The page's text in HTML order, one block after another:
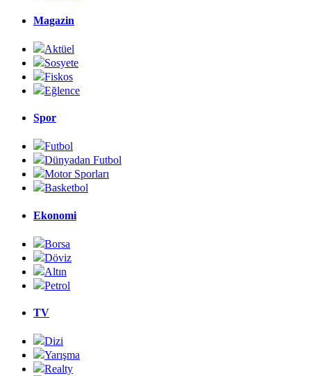
Magazin
Aktüel
Sosyete
Fiskos
Eğlence
Spor
Futbol
Dünyadan Futbol
Motor Sporları
Basketbol
Ekonomi
Borsa
Döviz
Altın
Petrol
TV
Dizi
Yarışma
Realty